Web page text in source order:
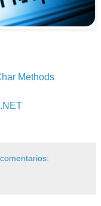
Methods